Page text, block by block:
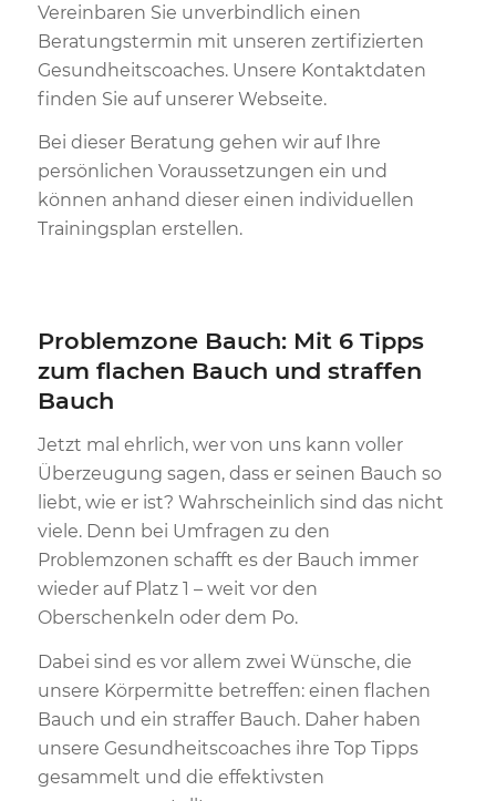
Vereinbaren Sie unverbindlich einen
Beratungstermin mit unseren zertifizierten
Gesundheitscoaches. Unsere Kontaktdaten
finden Sie auf unserer Webseite.
Bei dieser Beratung gehen wir auf Ihre
persönlichen Voraussetzungen ein und
können anhand dieser einen individuellen
Trainingsplan erstellen.
Problemzone Bauch: Mit 6 Tipps
zum flachen Bauch und straffen
Bauch
Jetzt mal ehrlich, wer von uns kann voller
Überzeugung sagen, dass er seinen Bauch so
liebt, wie er ist? Wahrscheinlich sind das nicht
viele. Denn bei Umfragen zu den
Problemzonen schafft es der Bauch immer
wieder auf Platz 1 – weit vor den
Oberschenkeln oder dem Po.
Dabei sind es vor allem zwei Wünsche, die
unsere Körpermitte betreffen: einen flachen
Bauch und ein straffer Bauch. Daher haben
unsere Gesundheitscoaches ihre Top Tipps
gesammelt und die effektivsten